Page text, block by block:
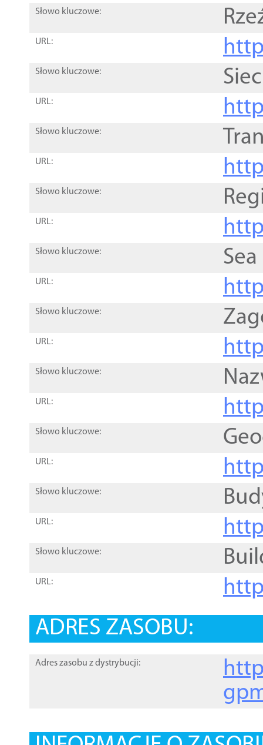
Słowo kluczowe:
URL:
Słowo kluczowe:
URL:
Słowo kluczowe:
URL:
Słowo kluczowe:
URL:
Słowo kluczowe:
URL:
Słowo kluczowe:
URL:
Słowo kluczowe:
URL:
Słowo kluczowe:
URL:
Słowo kluczowe:
URL:
Słowo kluczowe:
URL:
ADRES ZASOBU:
Adres zasobu z dystrybucji: